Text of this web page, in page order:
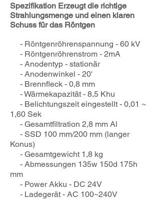
Spezifikation Erzeugt die richtige
Strahlungsmenge und einen klaren
Schuss für das Röntgen
- Röntgenröhrenspannung - 60 kV
- Röntgenröhrenstrom - 2mA
- Anodentyp - stationär
- Anodenwinkel - 20'
- Brennfleck - 0,8 mm
- Wärmekapazität - 8,5 Khu
- Belichtungszeit eingestellt - 0,01 ~
1,60 Sek
- Gesamtfiltration 2,8 mm Al
- SSD 100 mm/200 mm (langer
Konus)
- Gesamtgewicht 1,8 kg
- Abmessungen 135w 150d 175h
mm
- Power Akku - DC 24V
- Ladegerät - AC 100~240V